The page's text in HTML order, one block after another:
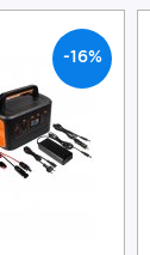
-16%